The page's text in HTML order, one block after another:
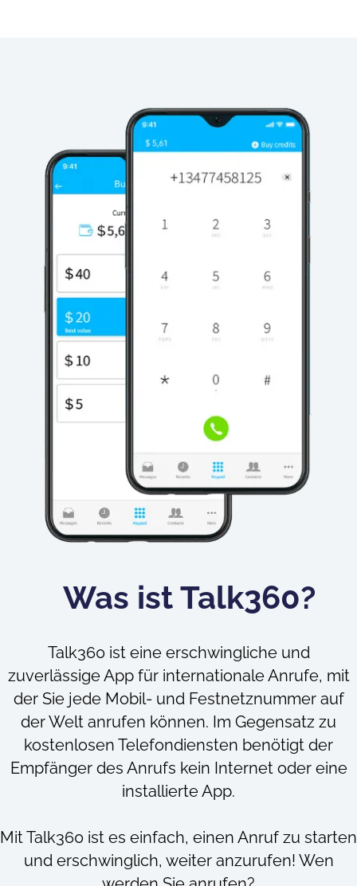
Was ist Talk360?
Talk360 ist eine erschwingliche und
zuverlässige App für internationale Anrufe, mit
der Sie jede Mobil- und Festnetznummer auf
der Welt anrufen können. Im Gegensatz zu
kostenlosen Telefondiensten benötigt der
Empfänger des Anrufs kein Internet oder eine
installierte App.
Mit Talk360 ist es einfach, einen Anruf zu starten
und erschwinglich, weiter anzurufen! Wen